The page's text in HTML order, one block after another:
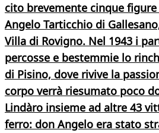
cito brevemente cinque
Angelo Tarticchio di
Villa di Rovigno. Nel 1943 i
percosse e bestemmie lo
di Pisino, dove rivive la
corpo verrà riesumato poco
Lindàro insieme ad altre 43
ferro: don Angelo era stato